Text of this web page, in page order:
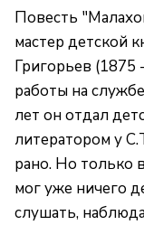
Повесть
мастер детской
Григорьев (1875
работы на
лет он отдал
литератором у
рано. Но только
мог уже ничего
слушать,